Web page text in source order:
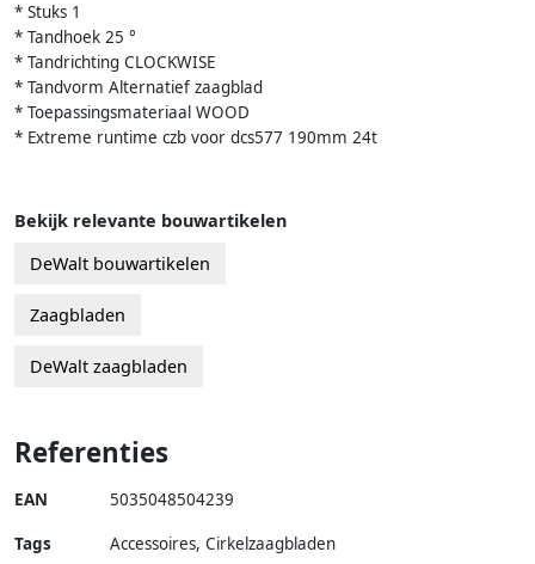
* Stuks 1
* Tandhoek 25 °
* Tandrichting CLOCKWISE
* Tandvorm Alternatief zaagblad
* Toepassingsmateriaal WOOD
* Extreme runtime czb voor dcs577 190mm 24t
Bekijk relevante bouwartikelen
DeWalt bouwartikelen
Zaagbladen
DeWalt zaagbladen
Referenties
EAN 5035048504239
Tags
Accessoires, Cirkelzaagbladen